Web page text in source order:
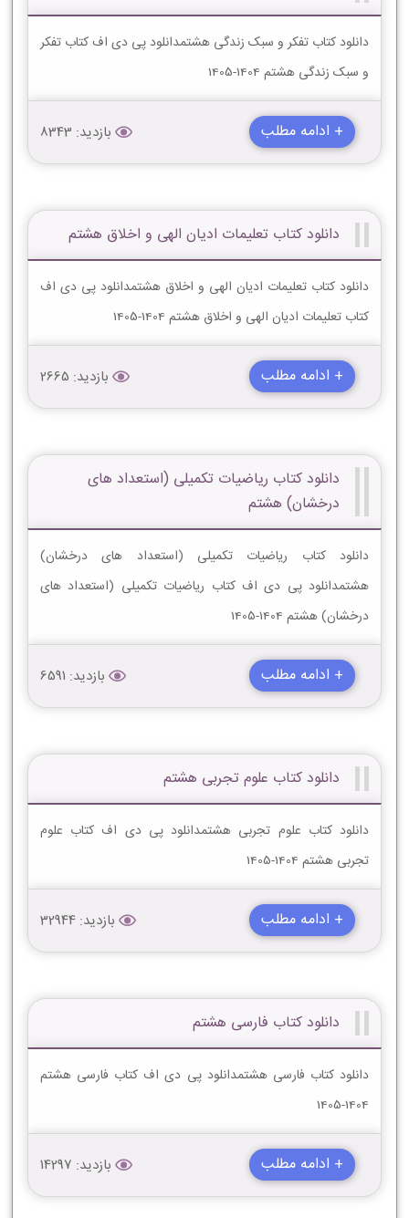
دانلود کتاب تفکر و سبک زندگی هشتمدانلود پی دی اف کتاب تفکر
و سبک زندگی هشتم 1404-1405
+ ادامه مطلب بازدید: 8343
دانلود کتاب تعلیمات ادیان الهى و اخلاق هشتم
دانلود کتاب تعلیمات ادیان الهى و اخلاق هشتمدانلود پی دی اف
کتاب تعلیمات ادیان الهى و اخلاق هشتم 1404-1405
+ ادامه مطلب بازدید: 2665
دانلود کتاب ریاضیات تکمیلی (استعداد های
درخشان) هشتم
دانلود کتاب ریاضیات تکمیلی (استعداد های درخشان)
هشتمدانلود پی دی اف کتاب ریاضیات تکمیلی (استعداد های
درخشان) هشتم 1404-1405
+ ادامه مطلب بازدید: 6591
دانلود کتاب علوم تجربی هشتم
دانلود کتاب علوم تجربی هشتمدانلود پی دی اف کتاب علوم
تجربی هشتم 1404-1405
+ ادامه مطلب بازدید: 32944
دانلود کتاب فارسی هشتم
دانلود کتاب فارسی هشتمدانلود پی دی اف کتاب فارسی هشتم
1404-1405
+ ادامه مطلب بازدید: 14297